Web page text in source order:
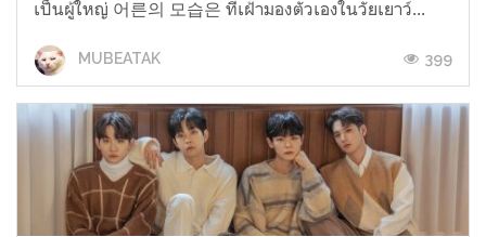
เป็นผู้ใหญ่ 어른의 모습은 ที่เฝ้ามองตัวเองในวัยเยาว์...
MUBEATAK 399